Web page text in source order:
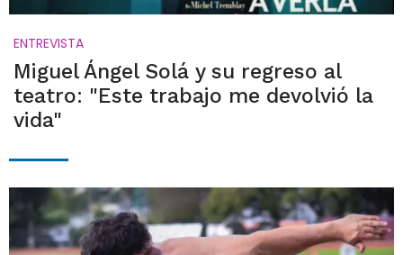
ENTREVISTA
Miguel Ángel Solá y su regreso al
teatro: "Este trabajo me devolvió la
vida"